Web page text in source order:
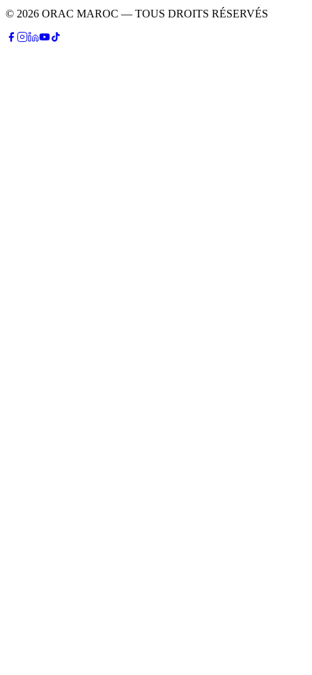
© 2026 ORAC MAROC — TOUS DROITS RÉSERVÉS